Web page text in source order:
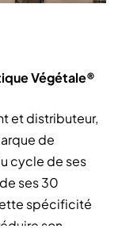
Végétale®
et distributeur,
de
cycle de ses
ses 30
spécificité
son